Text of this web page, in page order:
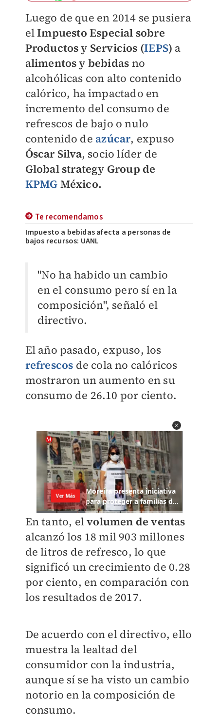
Luego de que en 2014 se pusiera
elImpuesto Especial sobre
Productos y Servicios (IEPS) a
alimentos y bebidas no
alcohólicas con alto contenido
calórico, ha impactado en
incremento del consumo de
refrescos de bajo o nulo
contenido de azúcar, expuso
Óscar Silva, socio líder de
Global strategy Group de
KPMG México.
Te recomendamos
Impuesto a bebidas afecta a personas de
bajos recursos: UANL
"No ha habido un cambio
en el consumo pero sí en la
composición", señaló el
directivo.
El año pasado, expuso, los
refrescos de cola no calóricos
mostraron un aumento en su
consumo de 26.10 por ciento.
En tanto, elvolumen de ventas
alcanzó los 18 mil 903 millones
de litros de refresco, lo que
significó un crecimiento de 0.28
por ciento, en comparación con
los resultados de 2017.
De acuerdo con el directivo, ello
muestra la lealtad del
consumidor con la industria,
aunque sí se ha visto un cambio
notorio en la composición de
consumo.